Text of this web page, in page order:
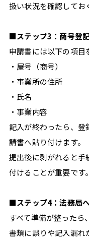
扱い状況を確認してお
■ステップ3：商号登
申請書には以下の項目
・屋号（商号）
・事業所の住所
・氏名
・事業内容
記入が終わったら、
請書へ貼り付けます。
提出後に剥がれると手
付けることが重要です。
■ステップ4：法務局
すべて準備が整ったら
書類に誤りや記入漏れ